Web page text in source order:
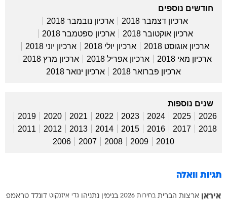
חודשים נוספים
ארכיון דצמבר 2018
ארכיון נובמבר 2018
ארכיון אוקטובר 2018
ארכיון ספטמבר 2018
ארכיון אוגוסט 2018
ארכיון יולי 2018
ארכיון יוני 2018
ארכיון מאי 2018
ארכיון אפריל 2018
ארכיון מרץ 2018
ארכיון פברואר 2018
ארכיון ינואר 2018
שנים נוספות
2026
2025
2024
2023
2022
2021
2020
2019
2018
2017
2016
2015
2014
2013
2012
2011
2010
2009
2008
2007
2006
תגיות וואלה
איראן ארצות הברית בחירות 2026 בנימין נתניהו גדי איזנקוט דונלד טראמפ